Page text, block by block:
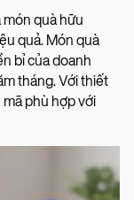
quà hữu
quả. Món quà
bỉ của doanh
tháng. Với thiết
mã phù hợp với